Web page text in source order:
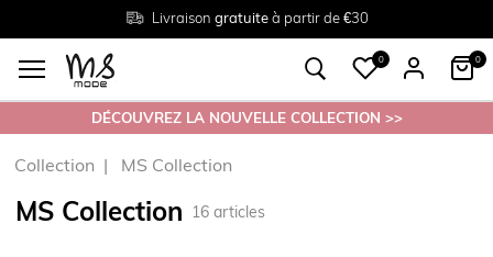
Livraison gratuiteà partir de €30
Tailles du38 au 54
Retourgratuit en magasin
0 0
DÉCOUVREZ LA NOUVELLE COLLECTION >>
Collection MS Collection
MS Collection 16 articles